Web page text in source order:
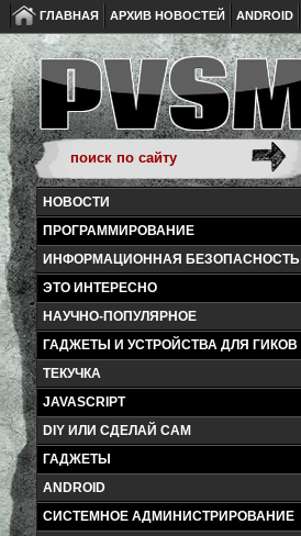
ГЛАВНАЯ АРХИВ НОВОСТЕЙ ANDROID
НОВОСТИ
ПРОГРАММИРОВАНИЕ
ИНФОРМАЦИОННАЯ БЕЗОПАСНОСТЬ
ЭТО ИНТЕРЕСНО
НАУЧНО-ПОПУЛЯРНОЕ
ГАДЖЕТЫ И УСТРОЙСТВА ДЛЯ ГИКОВ
ТЕКУЧКА
JAVASCRIPT
DIY ИЛИ СДЕЛАЙ САМ
ГАДЖЕТЫ
ANDROID
СИСТЕМНОЕ АДМИНИСТРИРОВАНИЕ